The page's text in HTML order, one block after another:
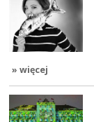
» więcej